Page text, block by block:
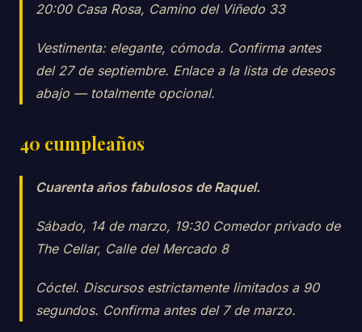
20:00 Casa Rosa, Camino del Viñedo 33
Vestimenta: elegante, cómoda. Confirma antes
del 27 de septiembre. Enlace a la lista de deseos
abajo — totalmente opcional.
40 cumpleaños
Cuarenta años fabulosos de Raquel.
Sábado, 14 de marzo, 19:30 Comedor privado de
The Cellar, Calle del Mercado 8
Cóctel. Discursos estrictamente limitados a 90
segundos. Confirma antes del 7 de marzo.